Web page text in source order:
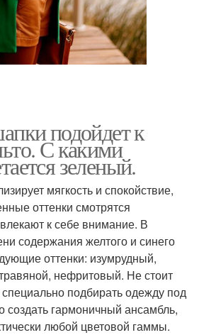
подойдет к
С какими
зеленый.
мягкость и спокойствие,
оттенки смотрятся
к себе внимание. В
содержания желтого и синего
оттенки: изумрудный,
нефритовый. Не стоит
подбирать одежду под
гармоничный ансамбль,
любой цветовой гаммы.